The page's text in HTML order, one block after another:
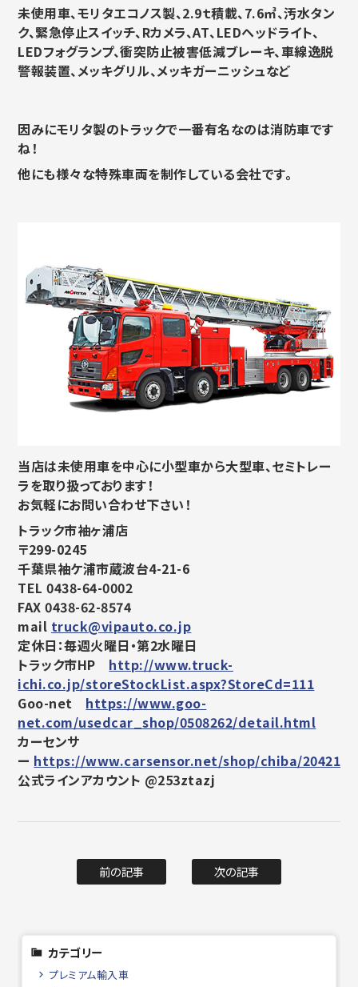
未使用車、モリタエコノス製、2.9ｔ積載、7.6㎥、汚水タン
ク、緊急停止スイッチ、Rカメラ、AT、LEDヘッドライト、
LEDフォグランプ、衝突防止被害低減ブレーキ、車線逸脱
警報装置、メッキグリル、メッキガーニッシュなど
因みにモリタ製のトラックで一番有名なのは消防車です
ね！
他にも様々な特殊車両を制作している会社です。
当店は未使用車を中心に小型車から大型車、セミトレー
ラを取り扱っております！
お気軽にお問い合わせ下さい！
トラック市袖ヶ浦店
〒299-0245
千葉県袖ケ浦市蔵波台4-21-6
TEL 0438-64-0002
FAX 0438-62-8574
mail truck@vipauto.co.jp
定休日：毎週火曜日・第2水曜日
トラック市HP http://www.truck-
ichi.co.jp/storeStockList.aspx?StoreCd=111
Goo-net https://www.goo-
net.com/usedcar_shop/0508262/detail.html
カーセンサ
ー https://www.carsensor.net/shop/chiba/
公式ラインアカウント @253ztazj
前の記事 次の記事
カテゴリー
プレミアム輸入車